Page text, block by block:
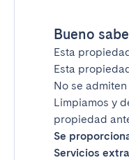
Bueno
Esta
Esta
No se admiten
Limpiamos y
propiedad
Se
Servicios extra